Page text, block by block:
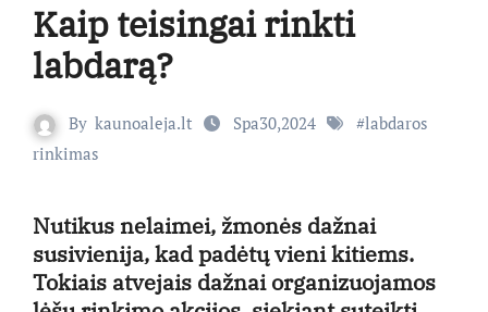
Kaip teisingai rinkti
labdarą?
By kaunoaleja.lt Spa30,2024 #labdaros
rinkimas
Nutikus nelaimei, žmonės dažnai
susivienija, kad padėtų vieni kitiems.
Tokiais atvejais dažnai organizuojamos